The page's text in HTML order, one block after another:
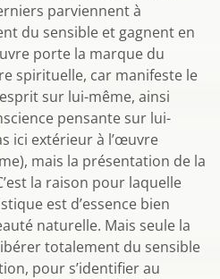
parviennent à
du sensible et gagnent en
porte la marque du
spirituelle, car manifeste le
sur lui-même, ainsi
pensante sur lui-
ici extérieur à l’œuvre
mais la présentation de la
la raison pour laquelle
est d’essence bien
naturelle. Mais seule la
totalement du sensible
pour s’identifier au